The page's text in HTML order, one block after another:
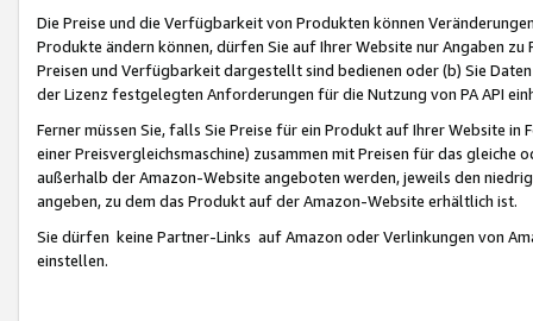
Die Preise und die Verfügbarkeit von Produkten können
Produkte ändern können, dürfen Sie auf Ihrer Website nur Angaben
Preisen und Verfügbarkeit dargestellt sind bedienen oder (b) Sie
der Lizenz festgelegten Anforderungen für die Nutzung von PA API
Ferner müssen Sie, falls Sie Preise für ein Produkt auf Ihrer Website
einer Preisvergleichsmaschine) zusammen mit Preisen für das
außerhalb der Amazon-Website angeboten werden, jeweils den
angeben, zu dem das Produkt auf der Amazon-Website erhältlich ist.
Sie dürfen keine Partner-Links auf Amazon oder Verlinkungen von
einstellen.